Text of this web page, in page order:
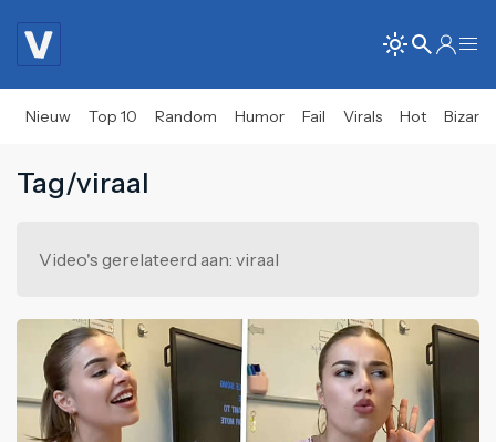
Nieuw Top 10 Random Humor Fail Virals Hot Bizar
Tag/viraal
Video's gerelateerd aan: viraal